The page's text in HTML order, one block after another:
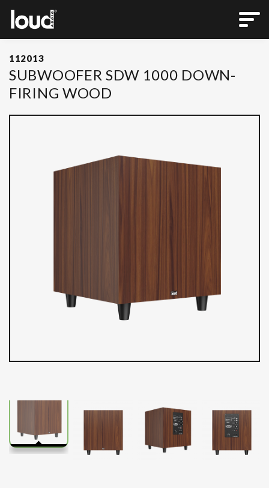
112013
SUBWOOFER SDW 1000 DOWN-
FIRING WOOD